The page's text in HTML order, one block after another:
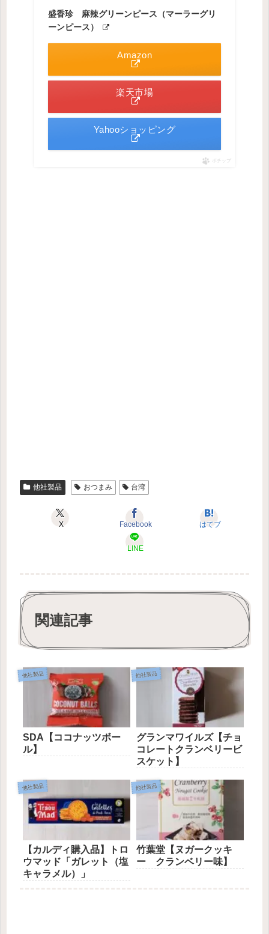
盛香珍 麻辣グリーンピース（マーラーグリ
ーンピース）
Amazon
楽天市場
Yahooショッピング
ポチップ
他社製品 おつまみ 台湾
X Facebook はてブ
LINE
関連記事
他社製品
SDA【ココナッツボー
ル】
他社製品
グランマワイルズ【チョ
コレートクランベリービ
スケット】
他社製品
【カルディ購入品】トロ
ウマッド「ガレット（塩
キャラメル）」
他社製品
竹葉堂【ヌガークッキ
ー クランベリー味】